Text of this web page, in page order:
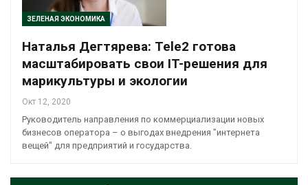
ЗЕЛЕНАЯ ЭКОНОМИКА
Наталья Дегтярева: Tele2 готова
масштабировать свои IT-решения для
марикультуры и экологии
Окт 12, 2020
Руководитель направления по коммерциализации новых
бизнесов оператора – о выгодах внедрения "интернета
вещей" для предприятий и государства.